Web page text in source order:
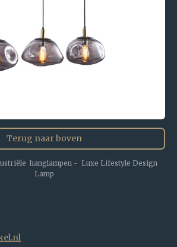
Terug naar boven
hanglampen - Luxe Lifestyle Design
Lamp